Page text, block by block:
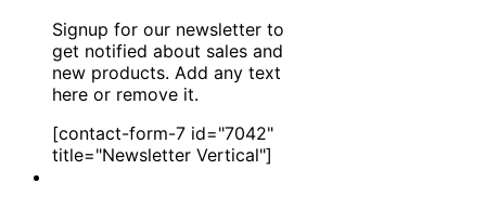
Signup for our newsletter to
get notified about sales and
new products. Add any text
here or remove it.
[contact-form-7 id="7042"
title="Newsletter Vertical"]